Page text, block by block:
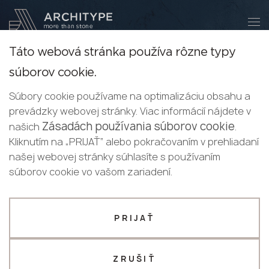
English
Slovak
+421 918 767 035
Stať sa partnerom
Keralini:
Veľkoformátové
keramické dosky
Nová kolekcia
Naše materiály sa vyznačujú trendovým dizajnom,
ponúkajú vám najpresnejšie, cenovo najvýhodnejšie a
najefektívnejšie riešenie pre akýkoľvek projekt.
VIAC INFORMÁCIÍ
Stať sa
partnerom
Pošlite svoje údaje alebo nám zavolajte
+421 918 767 035
Váš firemný profil
Výrobca Dizajnér
Ďakujeme!
naši manažéri vás budú čoskoro
kontaktovať
Táto webová stránka používa rôzne typy
súborov cookie.
Súbory cookie používame na optimalizáciu obsahu a
prevádzky webovej stránky. Viac informácií nájdete v
našich Zásadách používania súborov cookie.
Kliknutím na „PRIJAŤ“ alebo pokračovaním v prehliadaní
našej webovej stránky súhlasíte s používaním
súborov cookie vo vašom zariadení.
ZRUŠIŤ
PRIJAŤ